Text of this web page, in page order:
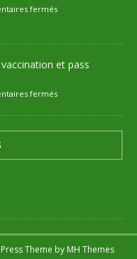
fermés
et pass
fermés
Theme by MH Themes